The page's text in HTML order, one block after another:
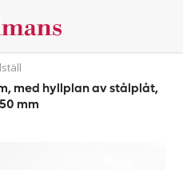
med hyllplan av stålplåt,
mm